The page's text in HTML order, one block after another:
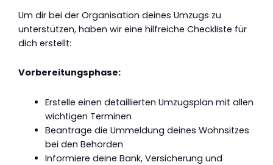
Um dir bei der Organisation deines Umzugs zu
unterstützen, haben wir eine hilfreiche Checkliste für
dich erstellt:
Vorbereitungsphase:
Erstelle einen detaillierten Umzugsplan mit allen
wichtigen Terminen
Beantrage die Ummeldung deines Wohnsitzes
bei den Behörden
Informiere deine Bank, Versicherung und